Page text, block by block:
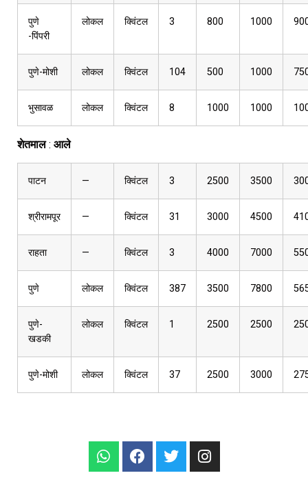
पुणे
-पिंपरी
लोकल क्विंटल 3 800 1000
पुणे-मोशी लोकल क्विंटल 104 500 1000
भुसावळ लोकल क्विंटल 8 1000 1000
शेतमाल: आले
पाटन — क्विंटल 3 2500 3500
श्रीरामपूर — क्विंटल 31 3000 4500
राहता — क्विंटल 3 4000 7000
पुणे लोकल क्विंटल 387 3500 7800
पुणे-
खडकी
लोकल क्विंटल 1 2500 2500
पुणे-मोशी लोकल क्विंटल 37 2500 3000